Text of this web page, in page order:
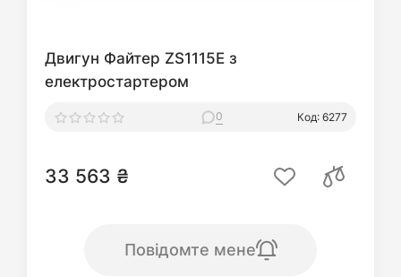
Двигун Файтер ZS1115E з
електростартером
0 Код: 6277
33 563 ₴
Повідомте мене